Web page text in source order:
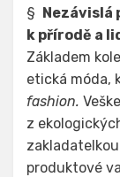
§ Nezávislá
k přírodě a
Základem
etická móda,
fashion.
z
produktové